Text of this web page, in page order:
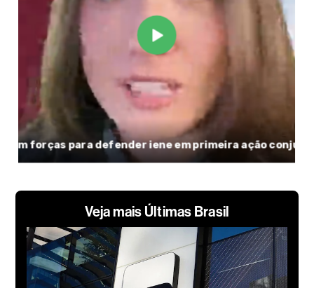
Veja mais Últimas Brasil